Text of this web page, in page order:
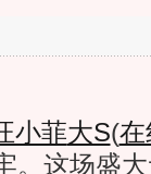
小菲大S(在
。这场盛